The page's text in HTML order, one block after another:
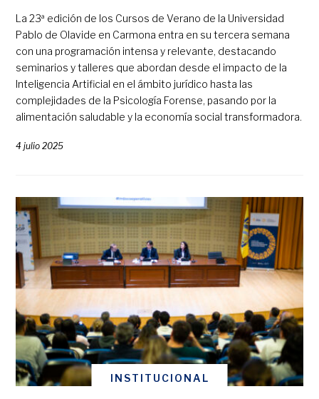
La 23ª edición de los Cursos de Verano de la Universidad
Pablo de Olavide en Carmona entra en su tercera semana
con una programación intensa y relevante, destacando
seminarios y talleres que abordan desde el impacto de la
Inteligencia Artificial en el ámbito jurídico hasta las
complejidades de la Psicología Forense, pasando por la
alimentación saludable y la economía social transformadora.
4 julio 2025
INSTITUCIONAL